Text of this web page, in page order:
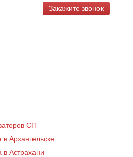
Закажите звонок
СП
Архангельске
Астрахани